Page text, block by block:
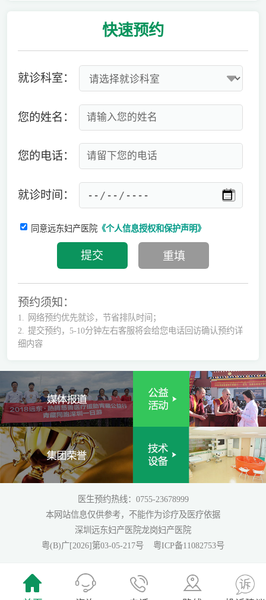
快速预约
就诊科室：
您的姓名：
您的电话：
就诊时间：
同意远东妇产医院《个人信息授权和保护声明》
预约须知：
1.
网络预约优先就诊，节省排队时间；
2.
提交预约，5-10分钟左右客服将会给您电话回访确认预约详
细内容
医生预约热线：0755-23678999
本网站信息仅供参考，不能作为诊疗及医疗依据
深圳远东妇产医院龙岗妇产医院
粤(B)广[2026]第03-05-217号
粤ICP备11082753号